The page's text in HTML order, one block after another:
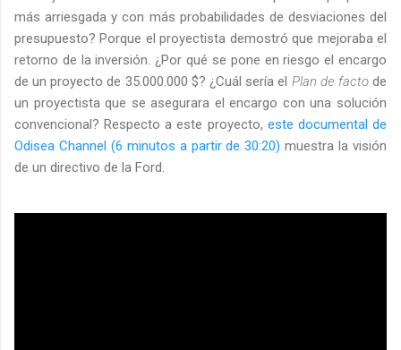
más arriesgada y con más probabilidades de desviaciones del
presupuesto? Porque el proyectista demostró que mejoraba el
retorno de la inversión. ¿Por qué se pone en riesgo el encargo
de un proyecto de 35.000.000 $? ¿Cuál sería el Plan de factode
un proyectista que se asegurara el encargo con una solución
convencional? Respecto a este proyecto, este documental de
Odisea Channel (6 minutos a partir de 30:20) muestra la visión
de un directivo de la Ford.